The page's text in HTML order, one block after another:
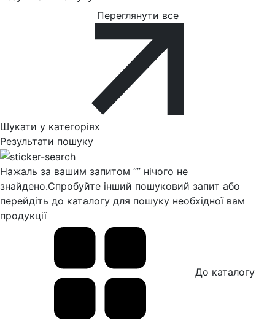
Переглянути все
Шукати у категоріях
Результати пошуку
Нажаль за вашим запитом “” нічого не
знайдено.Спробуйте інший пошуковий запит або
перейдіть до каталогу для пошуку необхідної вам
продукції
До каталогу